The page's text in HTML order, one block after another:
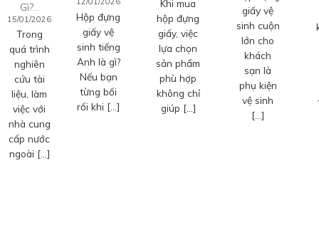
Gì?…
15/01/2026
Trong
quá trình
nghiên
cứu tài
liệu, làm
việc với
nhà cung
cấp nước
ngoài […]
Hộp đựng
giấy vệ
sinh tiếng
Anh là gì?
Nếu bạn
từng bối
rối khi […]
Khi mua
hộp đựng
giấy, việc
lựa chọn
sản phẩm
phù hợp
không chỉ
giúp […]
giấy vệ
sinh cuộn
lớn cho
khách
sạn là
phụ kiện
vệ sinh
[…]